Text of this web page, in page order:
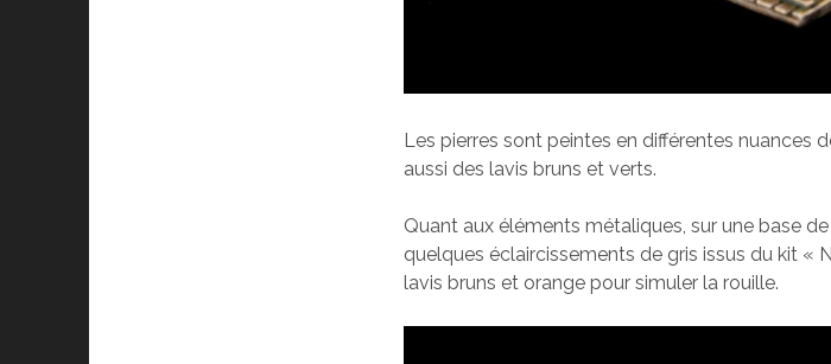
Les pierres sont peintes en différentes nuances
aussi des lavis bruns et verts.
Quant aux éléments métaliques, sur une base
quelques éclaircissements de gris issus du kit «
lavis bruns et orange pour simuler la rouille.